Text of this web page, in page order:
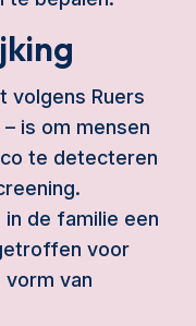
volgens Ruers
is om mensen
te detecteren
de familie een
voor
vorm van